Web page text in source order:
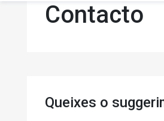
Contacto
Queixes o